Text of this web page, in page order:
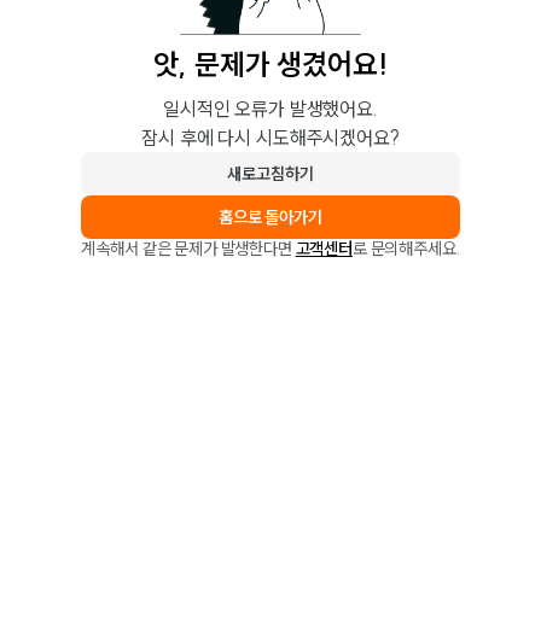
앗, 문제가 생겼어요!
일시적인 오류가 발생했어요.
잠시 후에 다시 시도해주시겠어요?
새로고침하기
홈으로 돌아가기
계속해서 같은 문제가 발생한다면 고객센터로 문의해주세요.